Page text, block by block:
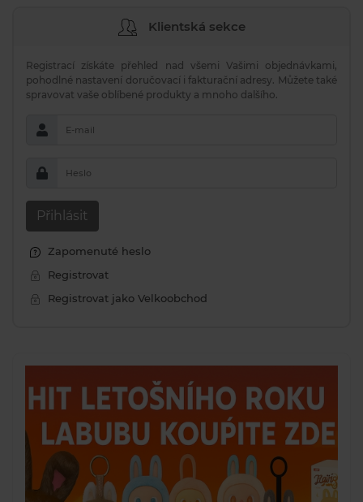
Klientská sekce
Registrací získáte přehled nad všemi Vašimi objednávkami,
pohodlné nastavení doručovací i fakturační adresy. Můžete také
spravovat vaše oblíbené produkty a mnoho dalšího.
E-mail
Heslo
Přihlásit
Zapomenuté heslo
Registrovat
Registrovat jako Velkoobchod